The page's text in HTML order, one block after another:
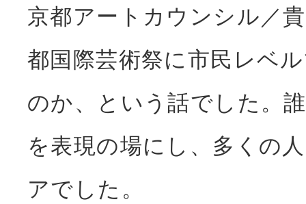
京都アートカウンシル／
都国際芸術祭に市民レベ
のか、という話でした。
を表現の場にし、多くの
アでした。